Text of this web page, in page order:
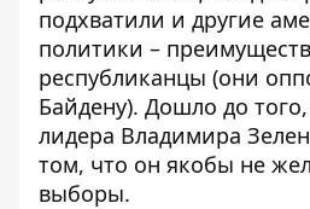
подхватили и другие
политики –
республиканцы (они
Байдену). Дошло до
лидера Владимира
том, что он якобы не
выборы.